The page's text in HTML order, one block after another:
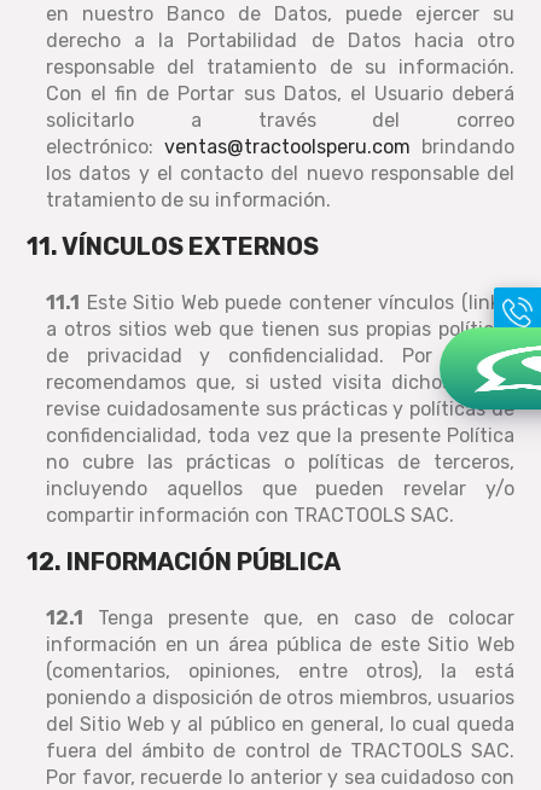
en nuestro Banco de Datos, puede ejercer su
derecho a la Portabilidad de Datos hacia otro
responsable del tratamiento de su información.
Con el fin de Portar sus Datos, el Usuario deberá
solicitarlo a través del correo
electrónico: ventas@tractoolsperu.com brindando
los datos y el contacto del nuevo responsable del
tratamiento de su información.
11. VÍNCULOS EXTERNOS
11.1 Este Sitio Web puede contener vínculos (links)
a otros sitios web que tienen sus propias políticas
de privacidad y confidencialidad. Por ello le
recomendamos que, si usted visita dichos sitios,
revise cuidadosamente sus prácticas y políticas de
confidencialidad, toda vez que la presente Política
no cubre las prácticas o políticas de terceros,
incluyendo aquellos que pueden revelar y/o
compartir información con TRACTOOLS SAC.
12. INFORMACIÓN PÚBLICA
12.1 Tenga presente que, en caso de colocar
información en un área pública de este Sitio Web
(comentarios, opiniones, entre otros), la está
poniendo a disposición de otros miembros, usuarios
del Sitio Web y al público en general, lo cual queda
fuera del ámbito de control de TRACTOOLS SAC.
Por favor, recuerde lo anterior y sea cuidadoso con